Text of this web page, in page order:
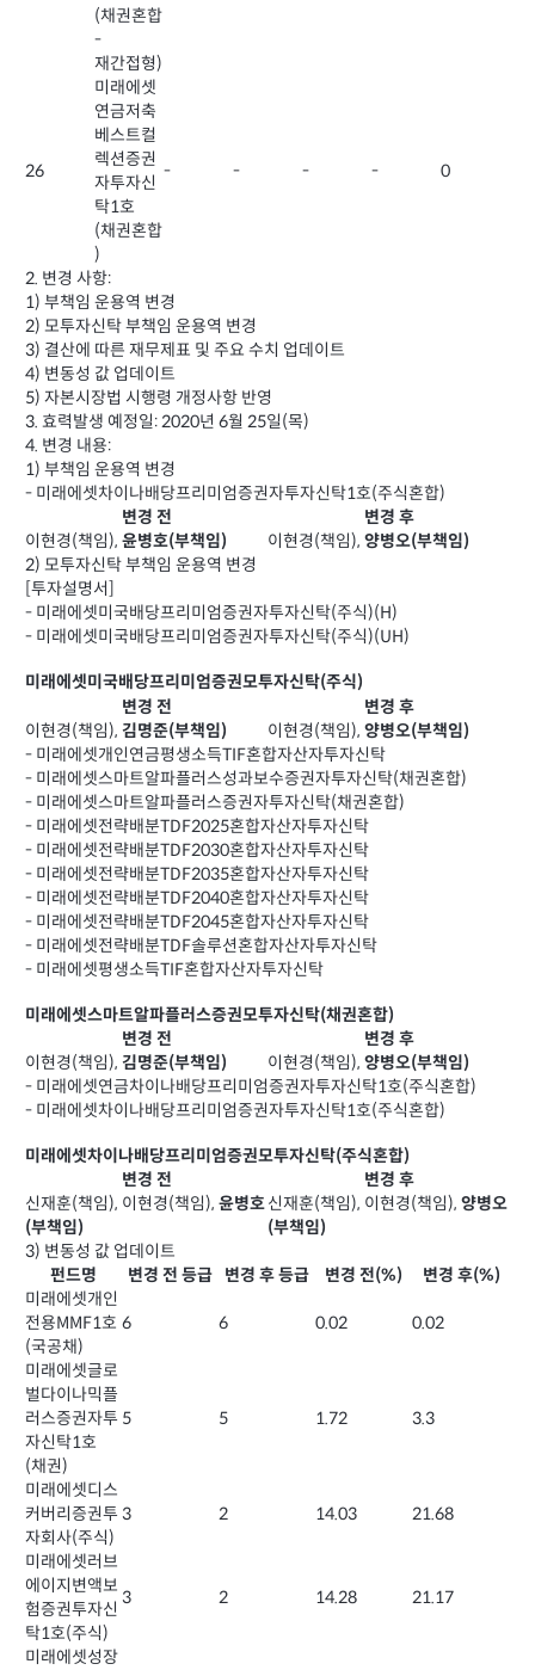
(채권혼합
-
재간접형)
26
미래에셋
연금저축
베스트컬
렉션증권
자투자신
탁1호
(채권혼합
)
- - - - 0
2. 변경 사항:
1) 부책임 운용역 변경
2) 모투자신탁 부책임 운용역 변경
3) 결산에 따른 재무제표 및 주요 수치 업데이트
4) 변동성 값 업데이트
5) 자본시장법 시행령 개정사항 반영
3. 효력발생 예정일: 2020년 6월 25일(목)
4. 변경 내용:
1) 부책임 운용역 변경
- 미래에셋차이나배당프리미엄증권자투자신탁1호(주식혼합)
변경 전
변경 후
이현경(책임), 윤병호(부책임) 이현경(책임), 양병오(부책임)
2) 모투자신탁 부책임 운용역 변경
[투자설명서]
- 미래에셋미국배당프리미엄증권자투자신탁(주식)(H)
- 미래에셋미국배당프리미엄증권자투자신탁(주식)(UH)
미래에셋미국배당프리미엄증권모투자신탁(주식)
변경 전
변경 후
이현경(책임), 김명준(부책임) 이현경(책임), 양병오(부책임)
- 미래에셋개인연금평생소득TIF혼합자산자투자신탁
- 미래에셋스마트알파플러스성과보수증권자투자신탁(채권혼합)
- 미래에셋스마트알파플러스증권자투자신탁(채권혼합)
- 미래에셋전략배분TDF2025혼합자산자투자신탁
- 미래에셋전략배분TDF2030혼합자산자투자신탁
- 미래에셋전략배분TDF2035혼합자산자투자신탁
- 미래에셋전략배분TDF2040혼합자산자투자신탁
- 미래에셋전략배분TDF2045혼합자산자투자신탁
- 미래에셋전략배분TDF솔루션혼합자산자투자신탁
- 미래에셋평생소득TIF혼합자산자투자신탁
미래에셋스마트알파플러스증권모투자신탁(채권혼합)
변경 전
변경 후
이현경(책임), 김명준(부책임) 이현경(책임), 양병오(부책임)
- 미래에셋연금차이나배당프리미엄증권자투자신탁1호(주식혼합)
- 미래에셋차이나배당프리미엄증권자투자신탁1호(주식혼합)
미래에셋차이나배당프리미엄증권모투자신탁(주식혼합)
변경 전
변경 후
신재훈(책임), 이현경(책임), 윤병호
(부책임)
신재훈(책임), 이현경(책임), 양병오
(부책임)
3) 변동성 값 업데이트
펀드명
변경 전 등급 변경 후 등급 변경 전(%)
변경 후(%)
미래에셋개인
전용MMF1호
(국공채)
6 6 0.02 0.02
미래에셋글로
벌다이나믹플
러스증권자투
자신탁1호
(채권)
5 5 1.72 3.3
미래에셋디스
커버리증권투
자회사(주식)
3 2 14.03 21.68
미래에셋러브
에이지변액보
험증권투자신
탁1호(주식)
3 2 14.28 21.17
미래에셋성장